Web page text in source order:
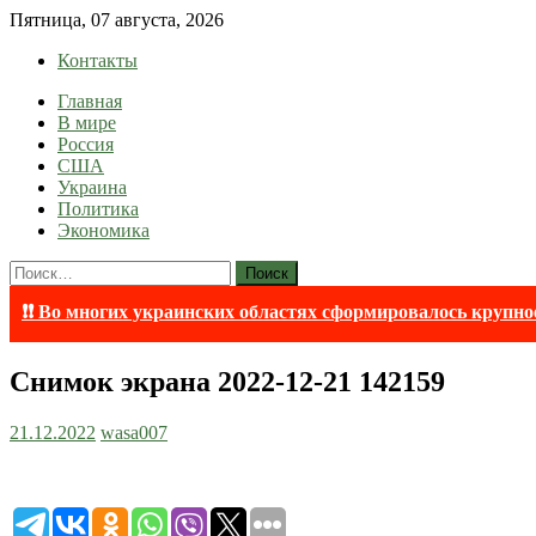
Skip
content
Пятница, 07 августа, 2026
Контакты
lentaruss
lentaruss — Новости
Главная
В мире
Россия
США
Украина
Политика
Экономика
Найти:
❗❗ Во многих украинских областях сформировалось
Снимок экрана 2022-12-21 142159
21.12.2022 wasa007